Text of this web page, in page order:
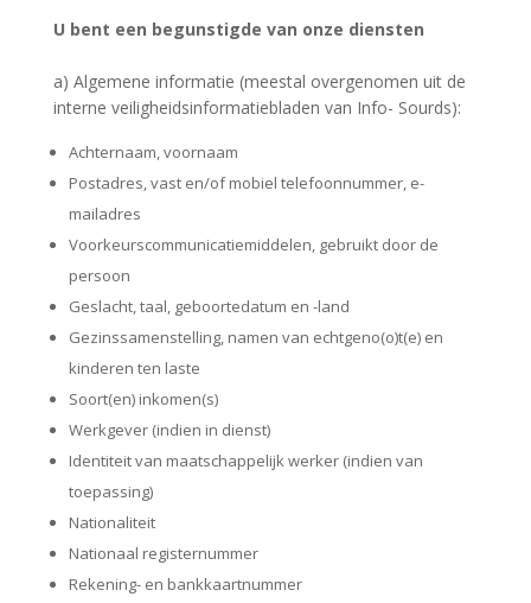
U bent een begunstigde van onze diensten
a) Algemene informatie (meestal overgenomen uit de
interne veiligheidsinformatiebladen van Info- Sourds):
Achternaam, voornaam
Postadres, vast en/of mobiel telefoonnummer, e-
mailadres
Voorkeurscommunicatiemiddelen, gebruikt door de
persoon
Geslacht, taal, geboortedatum en -land
Gezinssamenstelling, namen van echtgeno(o)t(e) en
kinderen ten laste
Soort(en) inkomen(s)
Werkgever (indien in dienst)
Identiteit van maatschappelijk werker (indien van
toepassing)
Nationaliteit
Nationaal registernummer
Rekening- en bankkaartnummer